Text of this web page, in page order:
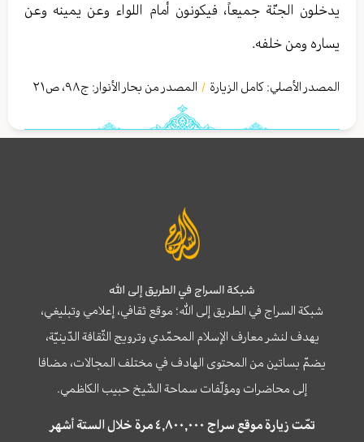
يدخلون الجنّة جميعاً، فيكونون أمام اللواء وعن يمينه وعن
يساره ومن خلفه.
المصدر الأصلي: كامل الزيارة / المصدر من بحار الأنوار: ج٩٨، ص٢١
شبكة السراج في الطريق إلى الله
شبكة السراج في الطريق إلى الله؛ موقع ثقافي، إعلامي وتبليغي،
يهدف لنشر معارف الإسلام المحمّدي وترويج الثّقافة الدّينيّة،
يضمّ بساتين من المحتوى الهادف في مختلف المجالات، مضافا
إلى محاضرات ومؤلّفات سماحة الشّيخ حبيب الكاظمي.
تمّت زيارة موقع سراج ٤,٨٠٠,٠٠٠ مرة خلال الستة أشهر